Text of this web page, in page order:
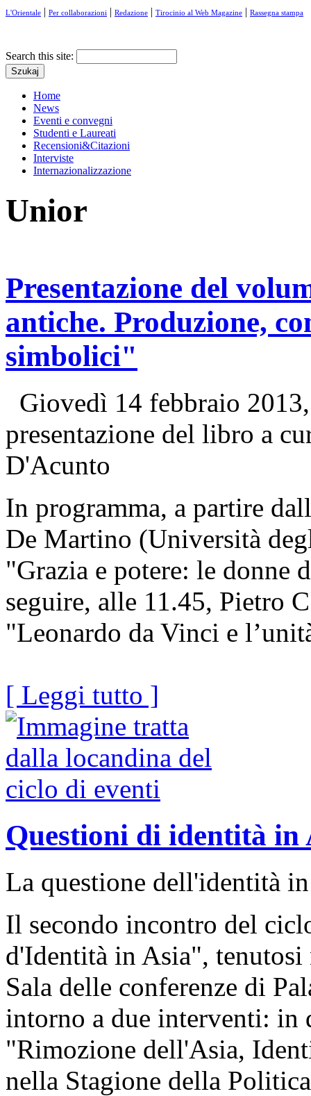
L'Orientale | Per collaborazioni | Redazione | Tirocinio al Web Magazine | Rassegna stampa
Search this site:
Home
News
Eventi e convegni
Studenti e Laureati
Recensioni&Citazioni
Interviste
Internazionalizzazione
Unior
Presentazione del
antiche. Produzione,
simbolici"
Giovedì 14 febbraio
presentazione del libro a
D'Acunto
In programma, a partire
De Martino (Università
"Grazia e potere: le donne
seguire, alle 11.45, Pietro
"Leonardo da Vinci e
[ Leggi tutto ]
Questioni di identità in
La questione dell'identità
Il secondo incontro del
d'Identità in Asia",
Sala delle conferenze di
intorno a due interventi: in
"Rimozione dell'Asia,
nella Stagione della